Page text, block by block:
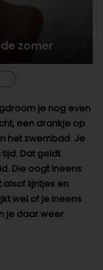
zomer
je nog even
een drankje op
het zwembad. Je
Dat geldt
Die oogt ineens
alsof lijntjes en
wel of je ineens
je daar weer